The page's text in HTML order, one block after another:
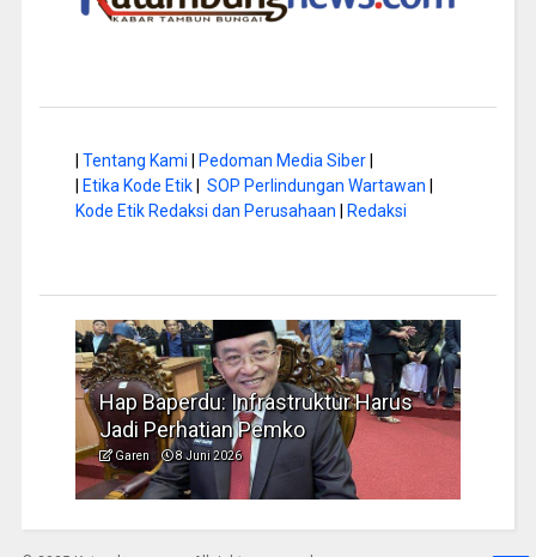
Tentang Kami Pedoman Media Siber|
Etika Kode Etik| SOP Perlindungan Wartawan
Kode Etik Redaksi dan Perusahaan
Redaksi
Hap Baperdu: Infrastruktur Harus
Jadi Perhatian Pemko
Garen 8 Juni 2026